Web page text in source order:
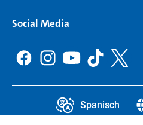
Social Media
Spanisch